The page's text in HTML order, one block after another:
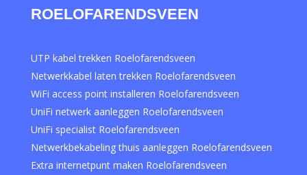
ROELOFARENDSVEEN
UTP kabel trekken Roelofarendsveen
Netwerkkabel laten trekken Roelofarendsveen
WiFi access point installeren Roelofarendsveen
UniFi netwerk aanleggen Roelofarendsveen
UniFi specialist Roelofarendsveen
Netwerkbekabeling thuis aanleggen Roelofarendsveen
Extra internetpunt maken Roelofarendsveen